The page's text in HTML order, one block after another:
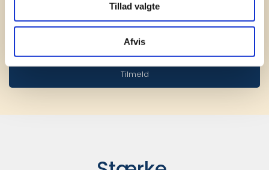
Tillad valgte
Afvis
Tilmeld